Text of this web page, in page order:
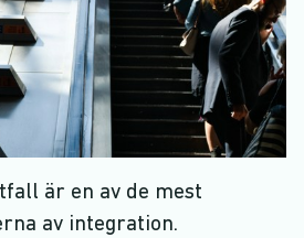
är en av de mest
av integration.